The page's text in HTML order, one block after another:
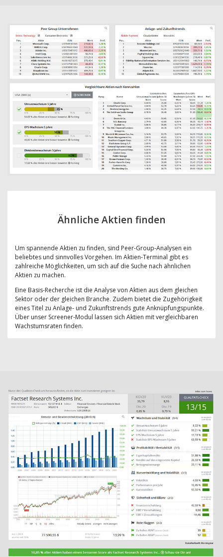
Ähnliche Aktien finden
Um spannende Aktien zu finden, sind Peer-Group-Analysen ein
beliebtes und sinnvolles Vorgehen. Im Aktien-Terminal gibt es
zahlreiche Möglichkeiten, um sich auf die Suche nach ähnlichen
Aktien zu machen.
Eine Basis-Recherche ist die Analyse von Aktien aus dem gleichen
Sektor oder der gleichen Branche. Zudem bietet die Zugehörigkeit
eines Titel zu Anlage- und Zukunftstrends gute Anknüpfungspunkte.
Über unser Screener-Modul lassen sich Aktien mit vergleichbaren
Wachstumsraten finden.